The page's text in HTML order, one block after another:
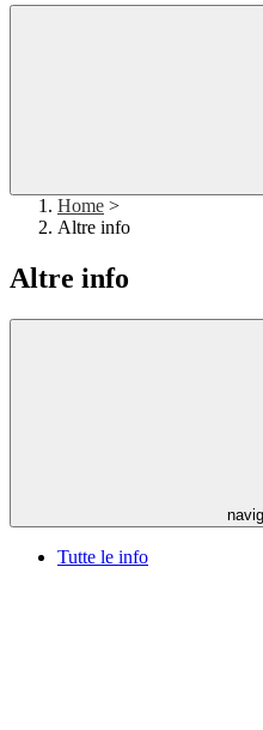
Home >
Altre info
Altre info
Tutte le info